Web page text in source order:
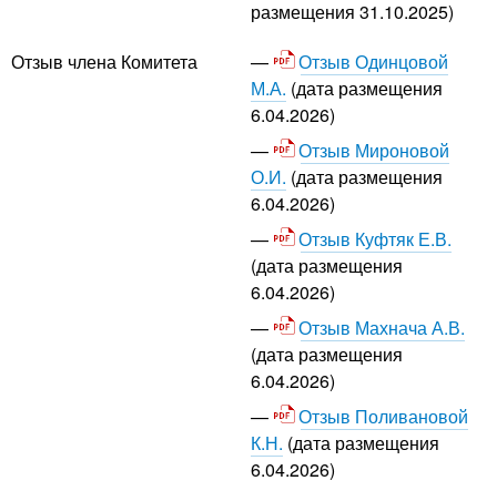
размещения 31.10.2025)
Отзыв члена Комитета
Отзыв Одинцовой
М.А. (дата размещения
6.04.2026)
Отзыв Мироновой
О.И. (дата размещения
6.04.2026)
Отзыв Куфтяк Е.В.
(дата размещения
6.04.2026)
Отзыв Махнача А.В.
(дата размещения
6.04.2026)
Отзыв Поливановой
К.Н. (дата размещения
6.04.2026)